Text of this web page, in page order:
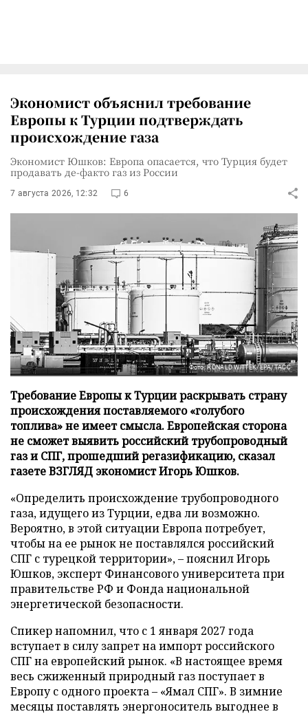
Экономист объяснил требование
Европы к Турции подтверждать
происхождение газа
Экономист Юшков: Европа опасается, что Турция будет
продавать де-факто газ из России
7 августа 2026, 12:32 6
Фото: RONALD WITTEK/EPA/ТАСС
Требование Европы к Турции раскрывать страну
происхождения поставляемого «голубого
топлива» не имеет смысла. Европейская сторона
не сможет выявить российский трубопроводный
газ и СПГ, прошедший регазификацию, сказал
газете ВЗГЛЯД экономист Игорь Юшков.
«Определить происхождение трубопроводного
газа, идущего из Турции, едва ли возможно.
Вероятно, в этой ситуации Европа потребует,
чтобы на ее рынок не поставлялся российский
СПГ с турецкой территории», – пояснил Игорь
Юшков, эксперт Финансового университета при
правительстве РФ и Фонда национальной
энергетической безопасности.
Спикер напомнил, что с 1 января 2027 года
вступает в силу запрет на импорт российского
СПГ на европейский рынок. «В настоящее время
весь сжиженный природный газ поступает в
Европу с одного проекта – «Ямал СПГ». В зимние
месяцы поставлять энергоноситель выгоднее в